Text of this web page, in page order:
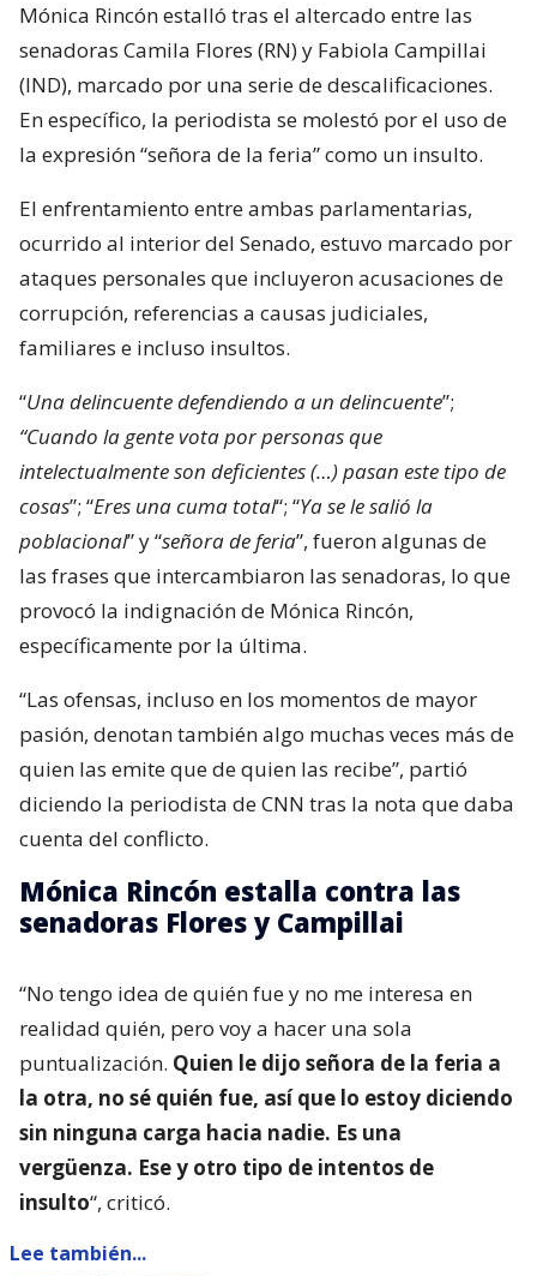
Mónica Rincón estalló tras el altercado entre las
senadoras Camila Flores (RN) y Fabiola Campillai
(IND), marcado por una serie de descalificaciones.
En específico, la periodista se molestó por el uso de
la expresión “señora de la feria” como un insulto.
El enfrentamiento entre ambas parlamentarias,
ocurrido al interior del Senado, estuvo marcado por
ataques personales que incluyeron acusaciones de
corrupción, referencias a causas judiciales,
familiares e incluso insultos.
“Una delincuente defendiendo a un delincuente”;
“Cuando la gente vota por personas que
intelectualmente son deficientes (…) pasan este tipo de
cosas”; “Eres una cuma total“; “Ya se le salió la
poblacional” y “señora de feria”, fueron algunas de
las frases que intercambiaron las senadoras, lo que
provocó la indignación de Mónica Rincón,
específicamente por la última.
“Las ofensas, incluso en los momentos de mayor
pasión, denotan también algo muchas veces más de
quien las emite que de quien las recibe”, partió
diciendo la periodista de CNN tras la nota que daba
cuenta del conflicto.
Mónica Rincón estalla contra las
senadoras Flores y Campillai
“No tengo idea de quién fue y no me interesa en
realidad quién, pero voy a hacer una sola
puntualización. Quien le dijo señora de la feria a
la otra, no sé quién fue, así que lo estoy diciendo
sin ninguna carga hacia nadie. Es una
vergüenza. Ese y otro tipo de intentos de
insulto“, criticó.
Lee también...